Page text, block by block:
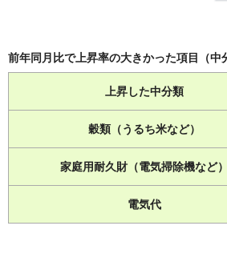
前年同月比で上昇率の大きかった項目（中
上昇した中分類
穀類（うるち米など）
家庭用耐久財（電気掃除機など）
電気代